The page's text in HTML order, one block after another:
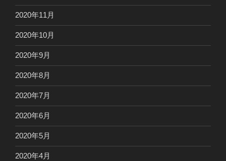
2020年11月
2020年10月
2020年9月
2020年8月
2020年7月
2020年6月
2020年5月
2020年4月